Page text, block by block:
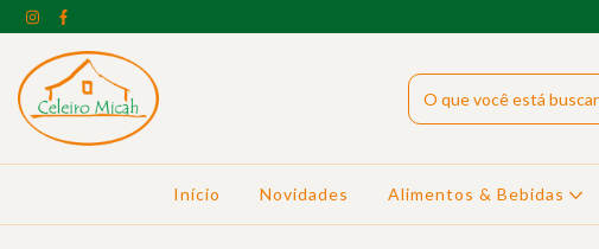
Início Novidades Alimentos & Bebidas